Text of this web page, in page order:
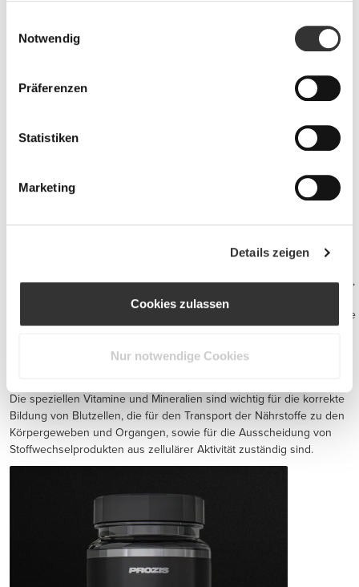
Notwendig
Präferenzen
Statistiken
Marketing
Details zeigen
Cookies zulassen
Nur notwendige Cookies
Weichkapseln
Diese Ergänzungsmittel beinhalten Wirkstoffe wie Omegas und
andere gute Fette, die wichtige Wirkstoffe gegen Entzündungen sind,
gesunde Gelenkfunktion erhalten, die körpereigene
Fettverbrennungsfähigkeit erhöhen, gute Laune unterstützen und die
Andere Inhaltsstoffe, wie Vitamin K und Knoblauchextrakt, helfen bei
der Verhinderung arterieller Verhärtung, venöser Thrombose und
Die speziellen Vitamine und Mineralien sind wichtig für die korrekte
Bildung von Blutzellen, die für den Transport der Nährstoffe zu den
Körpergeweben und Organgen, sowie für die Ausscheidung von
Stoffwechselprodukten aus zellulärer Aktivität zuständig sind.